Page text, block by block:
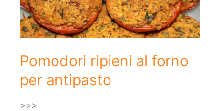
Pomodori ripieni al forno
per antipasto
>>>